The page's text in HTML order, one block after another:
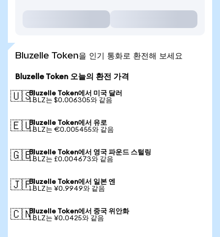
Bluzelle Token을 인기 통화로 환전해 보세요
Bluzelle Token 오늘의 환전 가격
🇺🇸Bluzelle Token에서 미국 달러
1 BLZ는 $0.006305와 같음
🇪🇺Bluzelle Token에서 유로
1 BLZ는 €0.005455와 같음
🇬🇧Bluzelle Token에서 영국 파운드 스털링
1 BLZ는 £0.004673와 같음
🇯🇵Bluzelle Token에서 일본 엔
1 BLZ는 ¥0.9949와 같음
🇨🇳Bluzelle Token에서 중국 위안화
1 BLZ는 ¥0.0425와 같음